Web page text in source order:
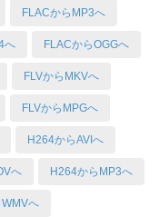
FLACからMP3へ
へ FLACからOGGへ
FLVからMKVへ
FLVからMPGへ
H264からAVIへ
へ H264からMP3へ
へ